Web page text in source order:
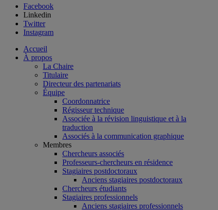
Facebook
Linkedin
Twitter
Instagram
Accueil
À propos
La Chaire
Titulaire
Directeur des partenariats
Équipe
Coordonnatrice
Régisseur technique
Associée à la révision linguistique et à la
traduction
Associés à la communication graphique
Membres
Chercheurs associés
Professeurs-chercheurs en résidence
Stagiaires postdoctoraux
Anciens stagiaires postdoctoraux
Chercheurs étudiants
Stagiaires professionnels
Anciens stagiaires professionnels